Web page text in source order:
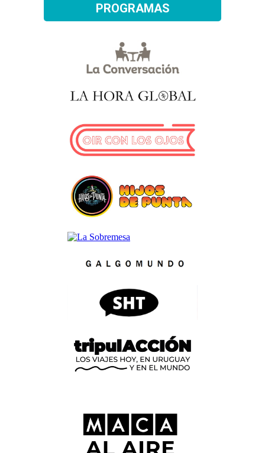
PROGRAMAS